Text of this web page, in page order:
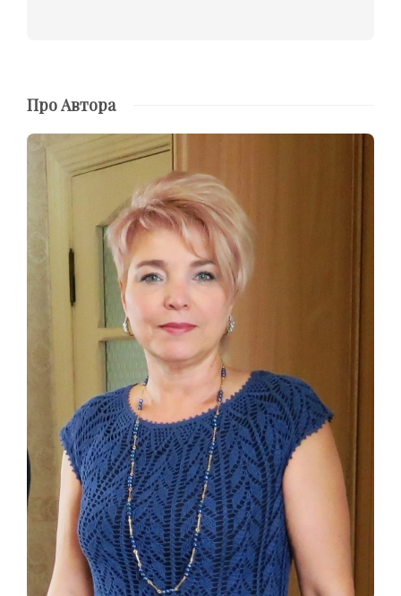
Про Автора